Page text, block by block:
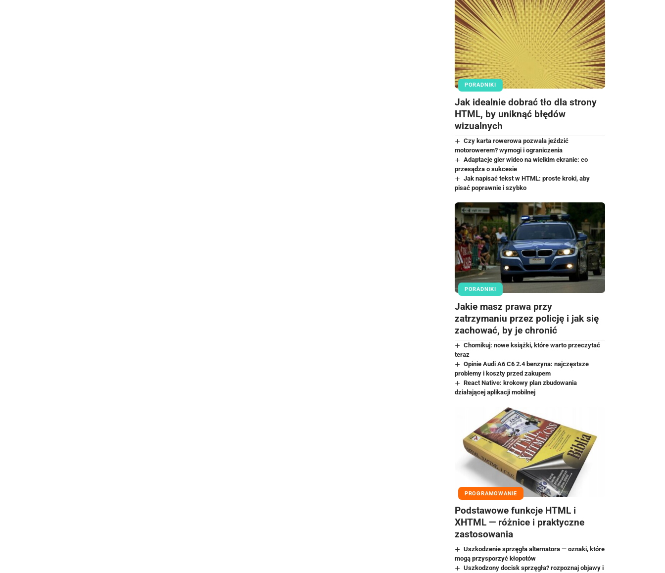
PORADNIKI
Jak idealnie dobrać tło dla strony
HTML, by uniknąć błędów
wizualnych
Czy karta rowerowa pozwala jeździć
motorowerem? wymogi i ograniczenia
Adaptacje gier wideo na wielkim ekranie: co
przesądza o sukcesie
Jak napisać tekst w HTML: proste kroki, aby
pisać poprawnie i szybko
PORADNIKI
Jakie masz prawa przy
zatrzymaniu przez policję i jak się
zachować, by je chronić
Chomikuj: nowe książki, które warto przeczytać
teraz
Opinie Audi A6 C6 2.4 benzyna: najczęstsze
problemy i koszty przed zakupem
React Native: krokowy plan zbudowania
działającej aplikacji mobilnej
PROGRAMOWANIE
Podstawowe funkcje HTML i
XHTML — różnice i praktyczne
zastosowania
Uszkodzenie sprzęgła alternatora — oznaki, które
mogą przysporzyć kłopotów
Uszkodzony docisk sprzęgła? rozpoznaj objawy i